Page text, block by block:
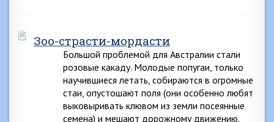
Зоо-страсти-мордасти
Большой проблемой для Австралии стали
розовые какаду. Молодые попугаи, только
научившиеся летать, собираются в огромные
стаи, опустошают поля (они особенно любят
выковыривать клювом из земли посеянные
семена) и мешают дорожному движению.